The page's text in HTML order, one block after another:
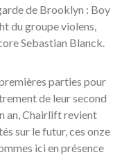
de Brooklyn : Boy
du groupe violens,
Sebastian Blanck.
parties pour
de leur second
an, Chairlift revient
sur le futur, ces onze
ici en présence